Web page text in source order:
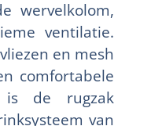
wervelkolom,
ventilatie.
en mesh
comfortabele
is de rugzak
van